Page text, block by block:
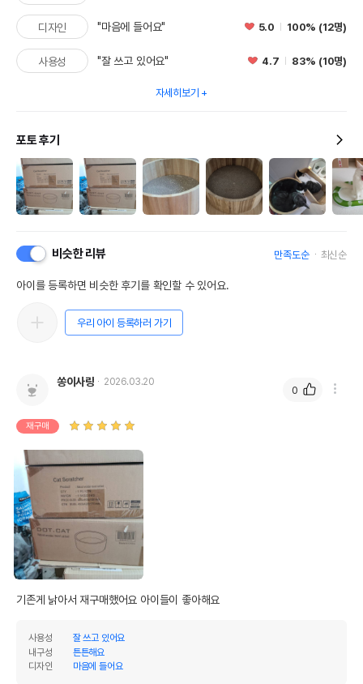
디자인 "마음에 들어요" 5.0 100% (12명)
사용성 "잘 쓰고 있어요" 4.7 83% (10명)
자세히보기
포토 후기
비슷한 리뷰 만족도순 최신순
아이를 등록하면 비슷한 후기를 확인할 수 있어요.
우리 아이 등록하러 가기
쏭이사랑 2026.03.20
재구매
기존게 낡아서 재구매했어요 아이들이 좋아해요
사용성
잘 쓰고 있어요
내구성
튼튼해요
디자인
마음에 들어요
0